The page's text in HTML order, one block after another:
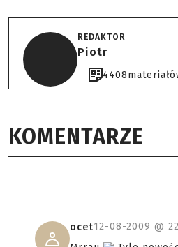
REDAKTOR
Piotr
4408
KOMENTARZE
ocet12-08-2009 @